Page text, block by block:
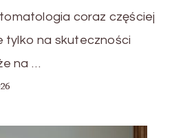
coraz częściej
tylko na skuteczności
na …